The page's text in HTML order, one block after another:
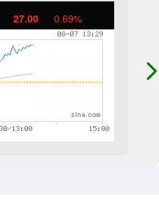
27.00 0.69%